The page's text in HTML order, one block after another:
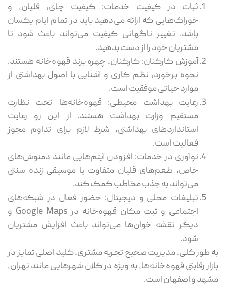
ثبات در کیفیت خدمات: کیفیت چای، قلیان، و
خوراک‌هایی که ارائه می‌دهید باید در تمام ایام یکسان
باشد. تغییر ناگهانی کیفیت می‌تواند باعث شود تا
مشتریان خود را از دست بدهید.
آموزش کارکنان: کارکنان، چهره برند قهوه‌خانه هستند.
نحوه برخورد، نظم کاری و آشنایی با اصول بهداشتی از
موارد حیاتی موفقیت است.
رعایت بهداشت محیطی: قهوه‌خانه‌ها تحت نظارت
مستقیم وزارت بهداشت هستند. از این رو رعایت
استانداردهای بهداشتی، شرط لازم برای تداوم مجوز
فعالیت است.
نوآوری در خدمات: افزودن آیتم‌هایی مانند دمنوش‌های
خاص، طعم‌های قلیان متفاوت یا موسیقی زنده سنتی
می‌تواند به جذب مخاطب کمک کند.
تبلیغات محلی و دیجیتال: حضور فعال در شبکه‌های
اجتماعی و ثبت مکان قهوه‌خانه در Google Maps و
دیگر نقشه خوان‌ها می‌تواند باعث افزایش مشتریان
شود.
به طور کلی، مدیریت صحیح تجربه مشتری، کلید اصلی تمایز در
بازار رقابتی قهوه‌خانه‌ها، به ویژه در کلان شهرهایی مانند تهران،
مشهد و اصفهان است.